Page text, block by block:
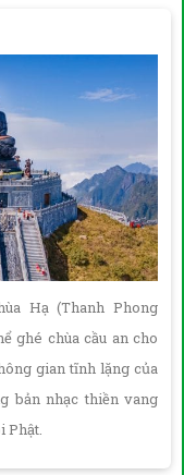
Hạ (Thanh Phong
ghé chùa cầu an cho
gian tĩnh lặng của
bản nhạc thiền vang
Phật.